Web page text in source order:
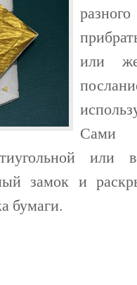
или
Сами
замок и
бумаги.